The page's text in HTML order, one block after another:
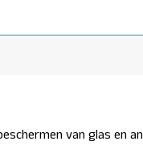
van glas en